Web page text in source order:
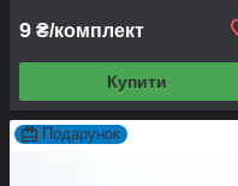
9 ₴/комплект
Купити
Подарунок